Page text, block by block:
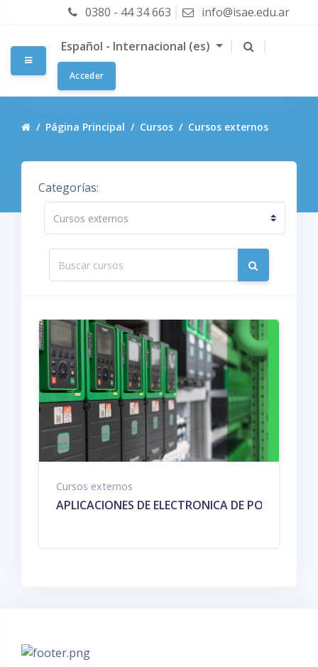
Salta al contenido principal
0380 - 44 34 663 info@isae.edu.ar
Panel lateral
Español - Internacional ‎(es)‎
Acceder
Página Principal Cursos Cursos externos
Categorías:
Buscar
Cursos externos
APLICACIONES DE ELECTRONICA DE POTENCIA